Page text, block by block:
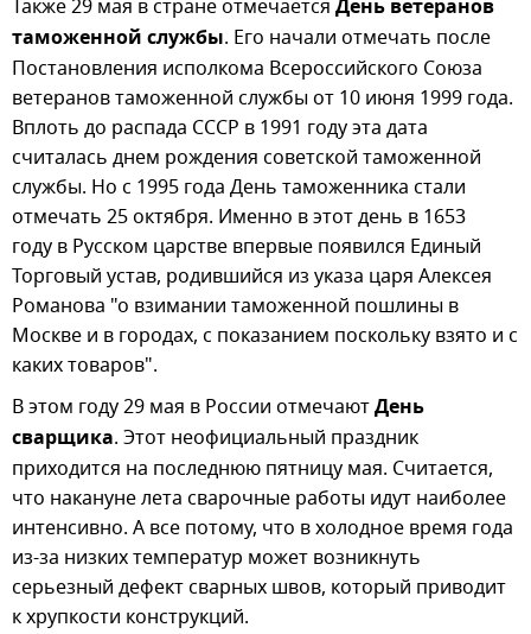
Также 29 мая в стране отмечается День ветеранов
таможенной службы. Его начали отмечать после
Постановления исполкома Всероссийского Союза
ветеранов таможенной службы от 10 июня 1999 года.
Вплоть до распада СССР в 1991 году эта дата
считалась днем рождения советской таможенной
службы. Но с 1995 года День таможенника стали
отмечать 25 октября. Именно в этот день в 1653
году в Русском царстве впервые появился Единый
Торговый устав, родившийся из указа царя Алексея
Романова "о взимании таможенной пошлины в
Москве и в городах, с показанием поскольку взято и с
каких товаров".
В этом году 29 мая в России отмечаютДень
сварщика. Этот неофициальный праздник
приходится на последнюю пятницу мая. Считается,
что накануне лета сварочные работы идут наиболее
интенсивно. А все потому, что в холодное время года
из-за низких температур может возникнуть
серьезный дефект сварных швов, который приводит
к хрупкости конструкций.